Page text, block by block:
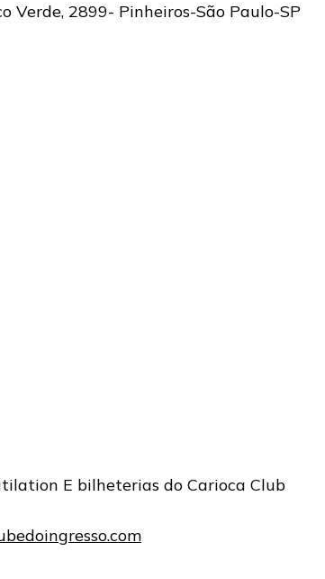
Verde, 2899- Pinheiros-São Paulo-SP
E bilheterias do Carioca Club